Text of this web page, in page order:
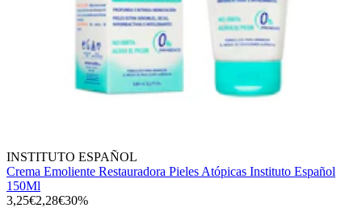
INSTITUTO ESPAÑOL
Crema Emoliente Restauradora Pieles Atópicas Instituto Español
150Ml
3,25€2,28€30%